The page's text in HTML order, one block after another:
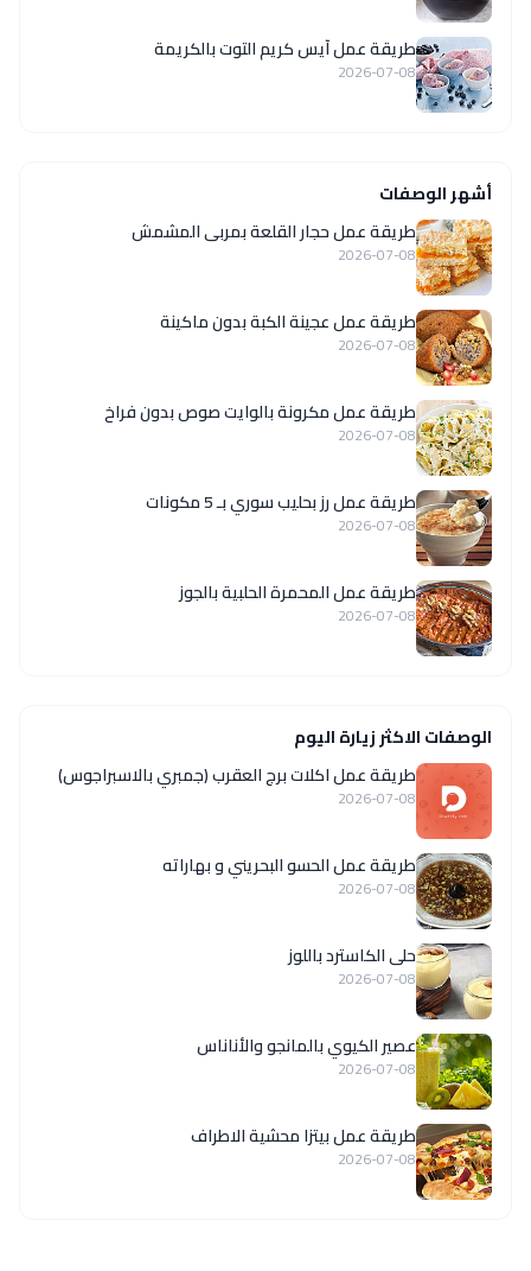
طريقة عمل آيس كريم التوت بالكريمة
2026-07-08
أشهر الوصفات
طريقة عمل حجار القلعة بمربى المشمش
2026-07-08
طريقة عمل عجينة الكبة بدون ماكينة
2026-07-08
طريقة عمل مكرونة بالوايت صوص بدون فراخ
2026-07-08
طريقة عمل رز بحليب سوري بـ 5 مكونات
2026-07-08
طريقة عمل المحمرة الحلبية بالجوز
2026-07-08
الوصفات الاكثر زيارة اليوم
طريقة عمل اكلات برج العقرب (جمبري بالاسبراجوس)
2026-07-08
طريقة عمل الحسو البحريني و بهاراته
2026-07-08
حلى الكاسترد باللوز
2026-07-08
عصير الكيوي بالمانجو والأناناس
2026-07-08
طريقة عمل بيتزا محشية الاطراف
2026-07-08